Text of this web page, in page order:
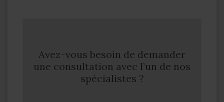
Avez-vous besoin de demander
une consultation avec l’un de nos
spécialistes ?